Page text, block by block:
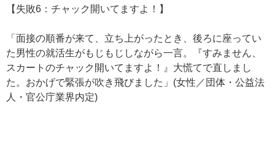
【失敗6：チャック開いてますよ！】
「面接の順番が来て、立ち上がったとき、後ろに座ってい
た男性の就活生がもじもじしながら一言。『すみません、
スカートのチャック開いてますよ！』大慌てで直しまし
た。おかげで緊張が吹き飛びました」(女性／団体・公益法
人・官公庁業界内定)